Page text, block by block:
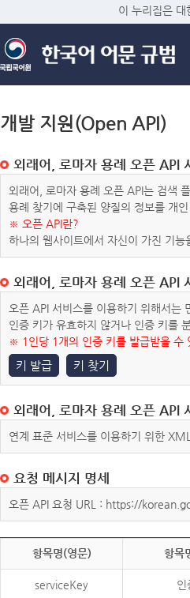
이 누리집은 대
개발 지원(Open API)
외래어, 로마자 용례 오픈 API
외래어, 로마자 용례 오픈 API는 검색
용례 찾기에 구축된 양질의 정보를 개
※ 오픈 API란?
하나의 웹사이트에서 자신이 가진 기
외래어, 로마자 용례 오픈 API
오픈 API 서비스를 이용하기 위해서는
인증 키가 유효하지 않거나 인증 키를
※ 1인당 1개의 인증 키를 발급받을 수
키 발급 키 찾기
외래어, 로마자 용례 오픈 API
연계 표준 서비스를 이용하기 위한
요청 메시지 명세
오픈 API 요청 URL : https://
항목명(영문) 항목
serviceKey 인